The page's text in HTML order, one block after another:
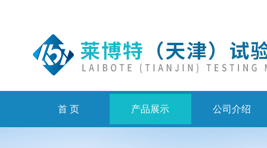
首 页 产品展示 公司介绍